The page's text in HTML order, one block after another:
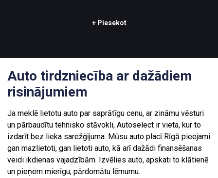
+ Piesekot
Auto tirdzniecība ar dažādiem
risinājumiem
Ja meklē lietotu auto par saprātīgu cenu, ar zināmu vēsturi
un pārbaudītu tehnisko stāvokli, Autoselect ir vieta, kur to
izdarīt bez lieka sarežģījuma. Mūsu auto placī Rīgā pieejami
gan mazlietoti, gan lietoti auto, kā arī dažādi finansēšanas
veidi ikdienas vajadzībām. Izvēlies auto, apskati to klātienē
un pieņem mierīgu, pārdomātu lēmumu.